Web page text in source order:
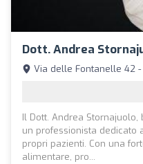
Dott. Andrea
Via delle Fontanelle 42 -
Il Dott. Andrea
un professionista dedicato
propri pazienti. Con una
alimentare, pro...